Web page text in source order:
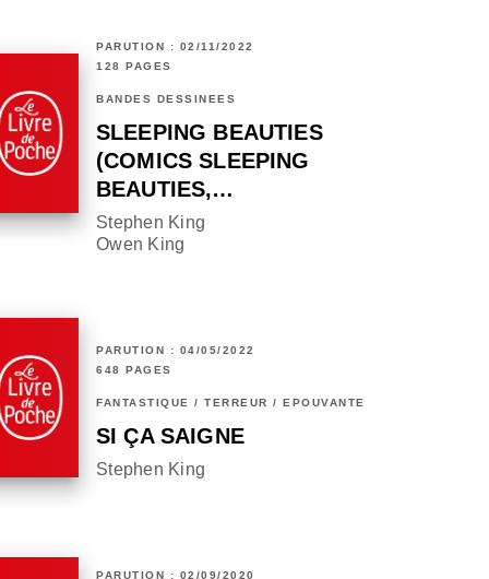
PARUTION : 02/11/2022
128 PAGES
BANDES DESSINÉES
SLEEPING BEAUTIES
(COMICS SLEEPING
BEAUTIES,…
Stephen King
Owen King
PARUTION : 04/05/2022
648 PAGES
FANTASTIQUE / TERREUR / EPOUVANTE
SI ÇA SAIGNE
Stephen King
PARUTION : 02/09/2020